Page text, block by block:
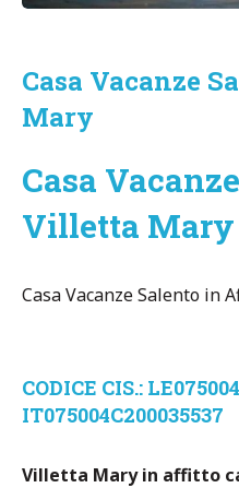
Casa Vacanze
Mary
Casa
Villetta Mary
Casa Vacanze Salento in
CODICE CIS.:
IT075004C200035537
Villetta Mary in affitto